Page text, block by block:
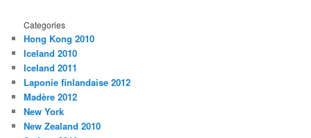
Categories
Hong Kong 2010
Iceland 2010
Iceland 2011
Laponie finlandaise 2012
Madère 2012
New York
New Zealand 2010